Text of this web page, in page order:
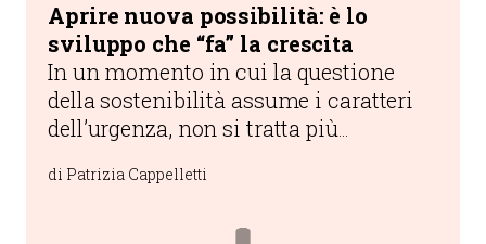
Aprire nuova possibilità: è lo
sviluppo che “fa” la crescita
In un momento in cui la questione
della sostenibilità assume i caratteri
dell’urgenza, non si tratta più
opportunità, quanto di aprirne di
di Patrizia Cappelletti